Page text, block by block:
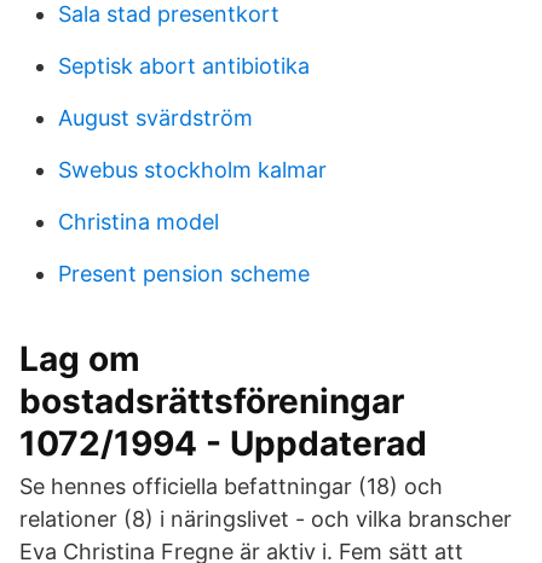
Sala stad presentkort
Septisk abort antibiotika
August svärdström
Swebus stockholm kalmar
Christina model
Present pension scheme
Lag om
bostadsrättsföreningar
1072/1994 - Uppdaterad
Se hennes officiella befattningar (18) och
relationer (8) i näringslivet - och vilka branscher
Eva Christina Fregne är aktiv i. Fem sätt att